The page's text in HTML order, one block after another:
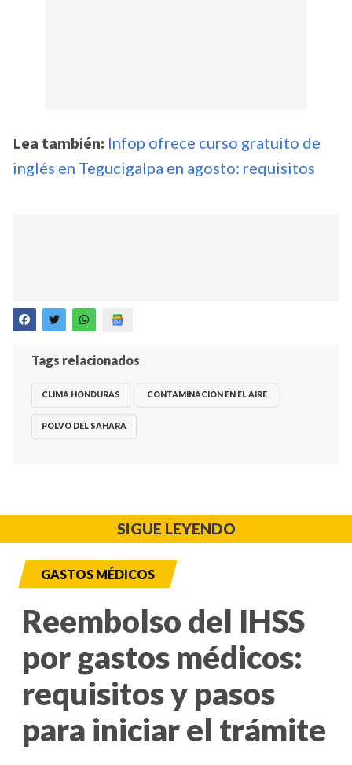
Lea también: Infop ofrece curso gratuito de
inglés en Tegucigalpa en agosto: requisitos
Tags relacionados
CLIMA HONDURAS CONTAMINACION EN EL AIRE
POLVO DEL SAHARA
SIGUE LEYENDO
GASTOS MÉDICOS
Reembolso del IHSS
por gastos médicos:
requisitos y pasos
para iniciar el trámite